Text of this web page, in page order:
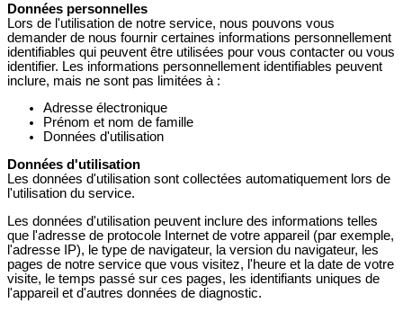
Données personnelles
Lors de l'utilisation de notre service, nous pouvons vous
demander de nous fournir certaines informations personnellement
identifiables qui peuvent être utilisées pour vous contacter ou vous
identifier. Les informations personnellement identifiables peuvent
inclure, mais ne sont pas limitées à :
Adresse électronique
Prénom et nom de famille
Données d'utilisation
Données d'utilisation
Les données d'utilisation sont collectées automatiquement lors de
l'utilisation du service.
Les données d'utilisation peuvent inclure des informations telles
que l'adresse de protocole Internet de votre appareil (par exemple,
l'adresse IP), le type de navigateur, la version du navigateur, les
pages de notre service que vous visitez, l'heure et la date de votre
visite, le temps passé sur ces pages, les identifiants uniques de
l'appareil et d'autres données de diagnostic.